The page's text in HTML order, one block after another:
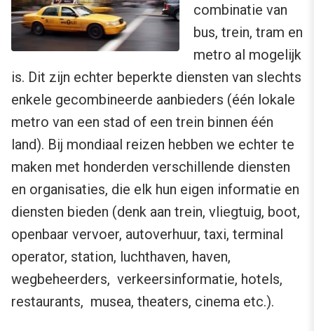
combinatie van
bus, trein, tram en
metro al mogelijk
is. Dit zijn echter beperkte diensten van slechts
enkele gecombineerde aanbieders (één lokale
metro van een stad of een trein binnen één
land). Bij mondiaal reizen hebben we echter te
maken met honderden verschillende diensten
en organisaties, die elk hun eigen informatie en
diensten bieden (denk aan trein, vliegtuig, boot,
openbaar vervoer, autoverhuur, taxi, terminal
operator, station, luchthaven, haven,
wegbeheerders, verkeersinformatie, hotels,
restaurants, musea, theaters, cinema etc.).